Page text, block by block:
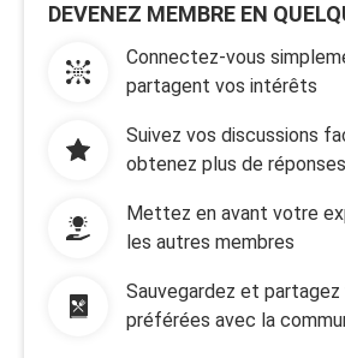
DEVENEZ MEMBRE EN
Connectez-vous
partagent vos intérêts
Suivez vos discussions
obtenez plus de réponses
Mettez en avant votre
les autres membres
Sauvegardez et
préférées avec la